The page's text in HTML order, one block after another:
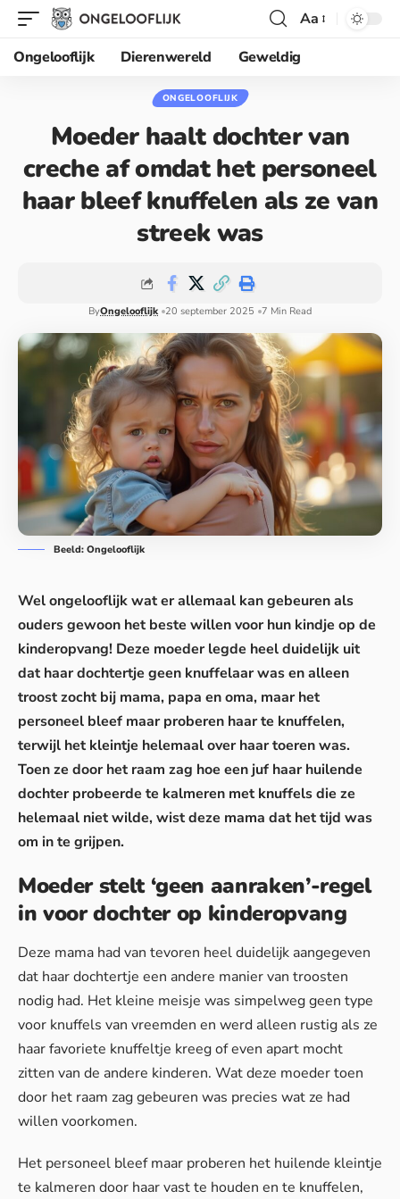
Aa
Ongelooflijk
Dierenwereld Geweldig
ONGELOOFLIJK
Moeder haalt dochter van
creche af omdat het personeel
haar bleef knuffelen als ze van
streek was
ByOngelooflijk 20 september 2025 7 Min Read
Beeld: Ongelooflijk
Wel ongelooflijk wat er allemaal kan gebeuren als
ouders gewoon het beste willen voor hun kindje op de
kinderopvang! Deze moeder legde heel duidelijk uit
dat haar dochtertje geen knuffelaar was en alleen
troost zocht bij mama, papa en oma, maar het
personeel bleef maar proberen haar te knuffelen,
terwijl het kleintje helemaal over haar toeren was.
Toen ze door het raam zag hoe een juf haar huilende
dochter probeerde te kalmeren met knuffels die ze
helemaal niet wilde, wist deze mama dat het tijd was
om in te grijpen.
Moeder stelt ‘geen aanraken’-regel
in voor dochter op kinderopvang
Deze mama had van tevoren heel duidelijk aangegeven
dat haar dochtertje een andere manier van troosten
nodig had. Het kleine meisje was simpelweg geen type
voor knuffels van vreemden en werd alleen rustig als ze
haar favoriete knuffeltje kreeg of even apart mocht
zitten van de andere kinderen. Wat deze moeder toen
door het raam zag gebeuren was precies wat ze had
willen voorkomen.
Het personeel bleef maar proberen het huilende kleintje
te kalmeren door haar vast te houden en te knuffelen,